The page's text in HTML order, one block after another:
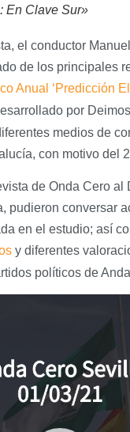
En Clave Sur»
el conductor
de los principales
Anual ‘Predicción
por
medios de
con motivo del
de Onda Cero al
pudieron conversar
en el estudio; así
y diferentes
políticos de